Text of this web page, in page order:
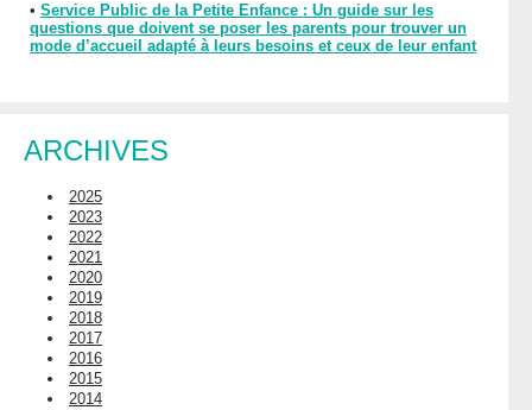
• Service Public de la Petite Enfance : Un guide sur les
questions que doivent se poser les parents pour trouver un
mode d’accueil adapté à leurs besoins et ceux de leur enfant
ARCHIVES
2025
2023
2022
2021
2020
2019
2018
2017
2016
2015
2014